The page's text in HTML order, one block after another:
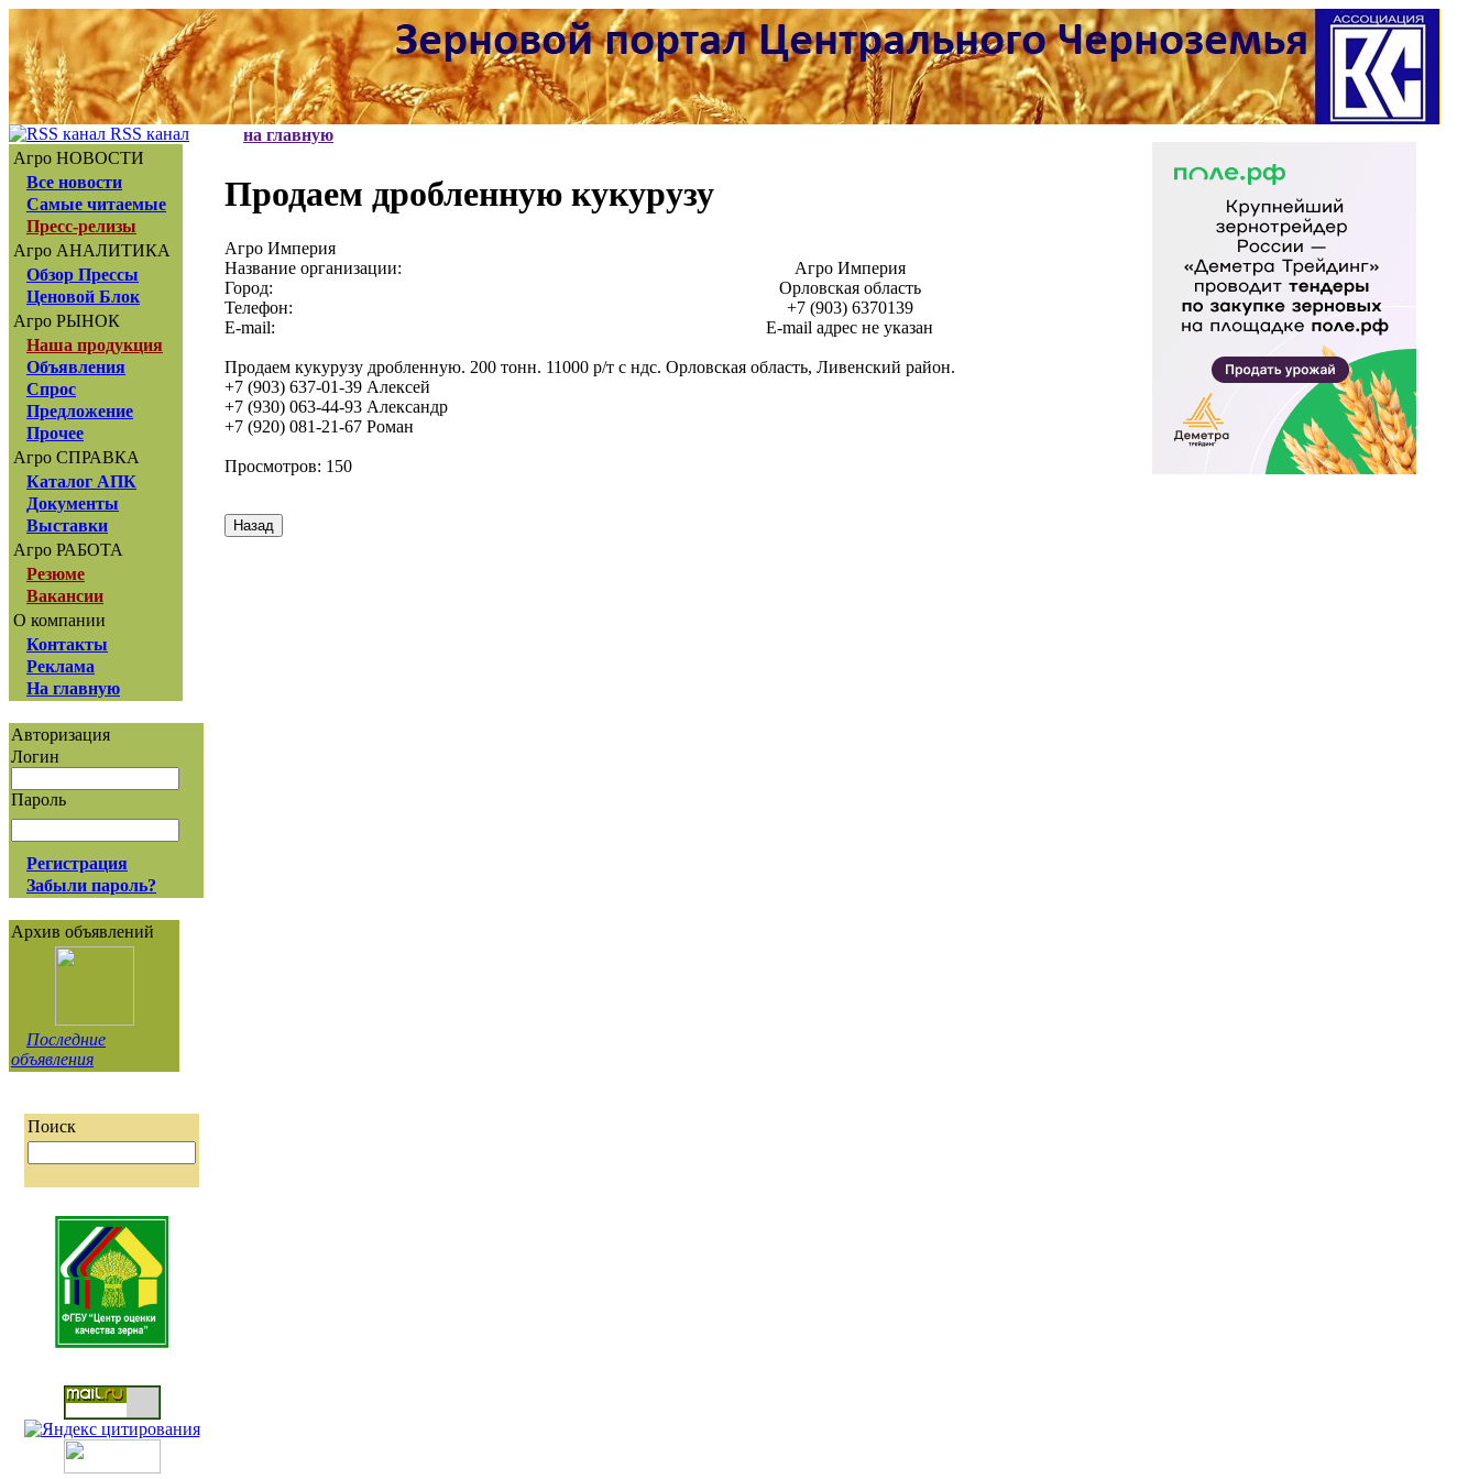
RSS канал
Агро НОВОСТИ
Все новости
Самые читаемые
Пресс-релизы
Агро АНАЛИТИКА
Обзор Прессы
Ценовой Блок
Агро РЫНОК
Наша продукция
Объявления
Спрос
Предложение
Прочее
Агро СПРАВКА
Каталог АПК
Документы
Выставки
Агро РАБОТА
Резюме
Вакансии
О компании
Контакты
Реклама
На главную
Авторизация
Логин
Пароль
Регистрация
Забыли пароль?
Архив объявлений
Последние
объявления
Поиск
на главную
Продаем дробленную кукурузу
Агро Империя
Название организации:
Агро Империя
Город:
Орловская область
Телефон:
+7 (903) 6370139
E-mail:
Е-mail адрес не указан
Продаем кукурузу дробленную. 200 тонн. 11000 р/т с ндс. Орловская область, Ливенский район.
+7 (903) 637-01-39 Алексей
+7 (930) 063-44-93 Александр
+7 (920) 081-21-67 Роман
Просмотров: 150